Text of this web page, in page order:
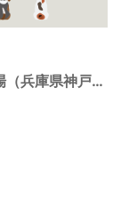
北野町広場（兵庫県神戸市）